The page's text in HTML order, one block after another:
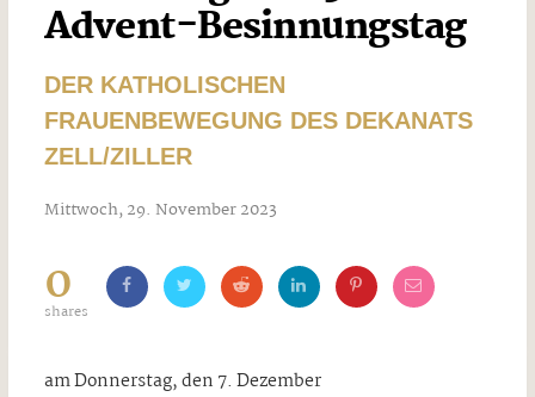
Advent-Besinnungstag
DER KATHOLISCHEN
FRAUENBEWEGUNG DES DEKANATS
ZELL/ZILLER
Mittwoch, 29. November 2023
0
shares
am Donnerstag, den 7. Dezember